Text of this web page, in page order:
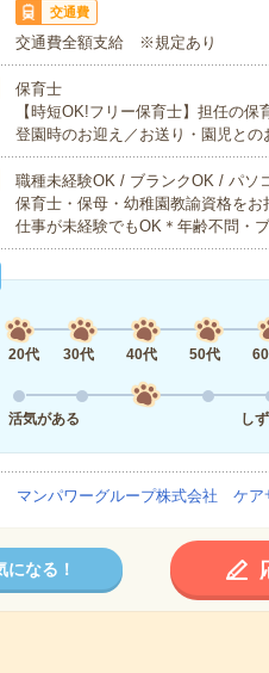
交通費
交通費全額支給 ※規定あり
保育士
【時短OK!フリー保育士】担任の
登園時のお迎え／お送り・園児と
職種未経験OK / ブランクOK / パソ
保育士・保母・幼稚園教諭資格を
仕事が未経験でもOK＊年齢不問・
20代
30代 40代 50代
活気がある
し
マンパワーグループ株式会社 ケア
になる！